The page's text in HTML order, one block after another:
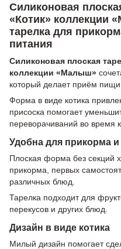
Силиконовая
«Котик» коллекции
тарелка для
питания
Силиконовая плоская
коллекции «Малыш»
который делает приём
Форма в виде котика
присоска помогает
переворачиваний во время
Удобна для прикорма и
Плоская форма без секций
прикорма, первых
различных блюд.
Тарелка подходит для
перекусов и других блюд.
Дизайн в виде котика
Милый дизайн помогает